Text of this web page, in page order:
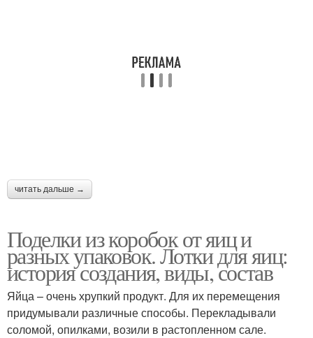
читать дальше →
Поделки из коробок от яиц и
разных упаковок. Лотки для яиц:
история создания, виды, состав
Яйца – очень хрупкий продукт. Для их перемещения
придумывали различные способы. Перекладывали
соломой, опилками, возили в растопленном сале.